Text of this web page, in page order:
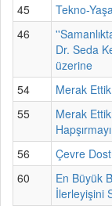
45
Tekno-
46
Dr. Seda
üzerine
54
Merak
55
Merak
56
Çevre
60
En Büyük
İlerleyişini